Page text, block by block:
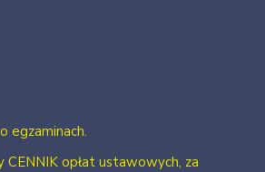
egzaminach.
opłat ustawowych, za